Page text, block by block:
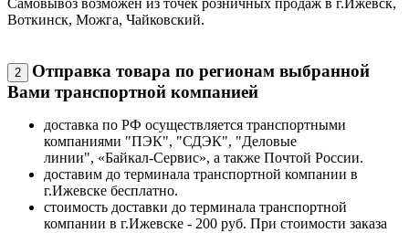
Воткинск, Можга, Чайковский.
2
Отправка товара по регионам выбранной
Вами транспортной компанией
доставка по РФ осуществляется транспортными
компаниями "ПЭК", "СДЭК", "Деловые
линии", «Байкал-Сервис», а также Почтой России.
доставим до терминала транспортной компании в
г.Ижевске бесплатно.
стоимость доставки до терминала транспортной
компании в г.Ижевске - 200 руб. При стоимости заказа